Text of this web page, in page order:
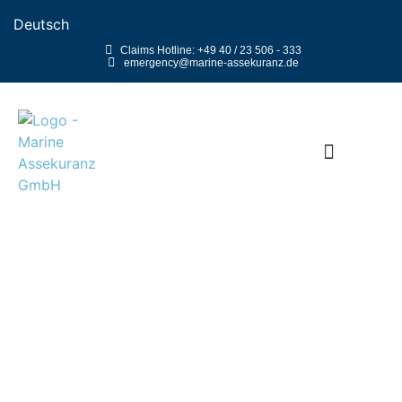
Deutsch
Claims Hotline: +49 40 / 23 506 - 333
emergency@marine-assekuranz.de